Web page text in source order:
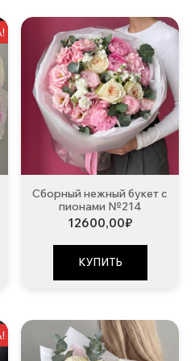
Сборный нежный букет с
пионами №214
12600,00₽
КУПИТЬ